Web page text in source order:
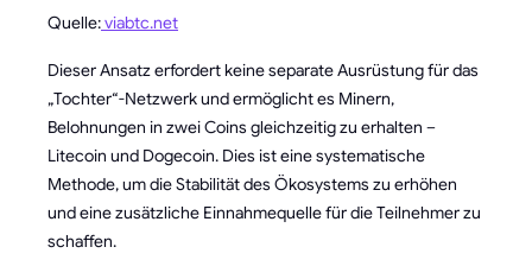
Quelle:viabtc.net
Dieser Ansatz erfordert keine separate Ausrüstung für das
„Tochter“-Netzwerk und ermöglicht es Minern,
Belohnungen in zwei Coins gleichzeitig zu erhalten –
Litecoin und Dogecoin. Dies ist eine systematische
Methode, um die Stabilität des Ökosystems zu erhöhen
und eine zusätzliche Einnahmequelle für die Teilnehmer zu
schaffen.